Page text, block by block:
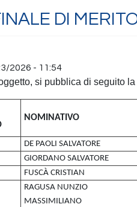
DI
2026 - 11:54
si pubblica di seguito
NOMINATIVO
DE PAOLI SALVATORE
GIORDANO SALVATORE
FUSCÀ CRISTIAN
RAGUSA NUNZIO
MASSIMILIANO